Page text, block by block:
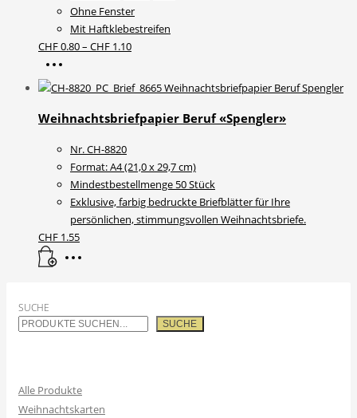
Ohne Fenster
Mit Haftklebestreifen
CHF0.80– CHF 1.10Preisspanne:
bis
CHF 1.10
weist
mehrere
auf.
Die
Optionen
können
auf
der
Produktseite
Weihnachtsbriefpapier Beruf «Spengler»
Nr. CH-8820
Format: A4 (21,0 x 29,7 cm)
Mindestbestellmenge 50 Stück
Exklusive, farbig bedruckte Briefblätter für Ihre
persönlichen, stimmungsvollen Weihnachtsbriefe.
CHF 1.55
SUCHE
SUCHE
Alle Produkte
Weihnachtskarten